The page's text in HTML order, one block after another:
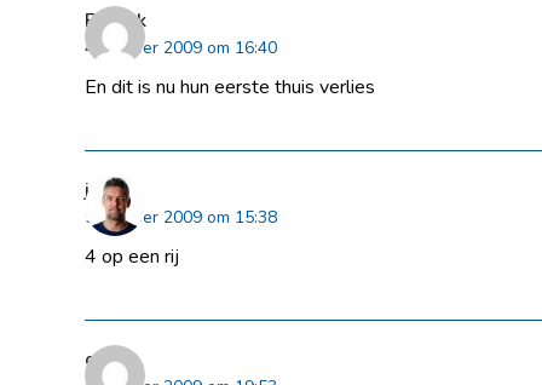
Patrick
4 oktober 2009 om 16:40
En dit is nu hun eerste thuis verlies
jan
5 oktober 2009 om 15:38
4 op een rij
guido